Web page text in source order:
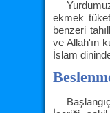
ekmek
benzeri
ve Allah'ın
İslam